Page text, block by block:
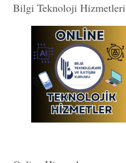
Bilgi Teknoloji Hizmetleri